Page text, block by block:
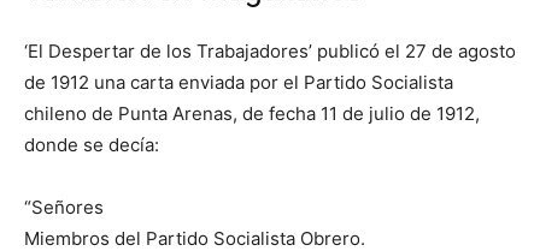
‘El Despertar de los Trabajadores’ publicó el 27 de agosto
de 1912 una carta enviada por el Partido Socialista
chileno de Punta Arenas, de fecha 11 de julio de 1912,
donde se decía:
“Señores
Miembros del Partido Socialista Obrero.